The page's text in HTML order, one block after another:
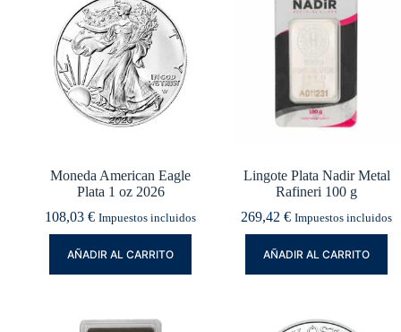
Moneda American Eagle
Plata 1 oz 2026
108,03 € Impuestos incluidos
AÑADIR AL CARRITO
Lingote Plata Nadir Metal
Rafineri 100 g
269,42 € Impuestos incluidos
AÑADIR AL CARRITO